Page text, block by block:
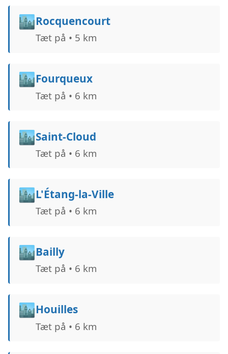
🏙️Rocquencourt
Tæt på • 5 km
🏙️Fourqueux
Tæt på • 6 km
🏙️Saint-Cloud
Tæt på • 6 km
🏙️L'Étang-la-Ville
Tæt på • 6 km
🏙️Bailly
Tæt på • 6 km
🏙️Houilles
Tæt på • 6 km